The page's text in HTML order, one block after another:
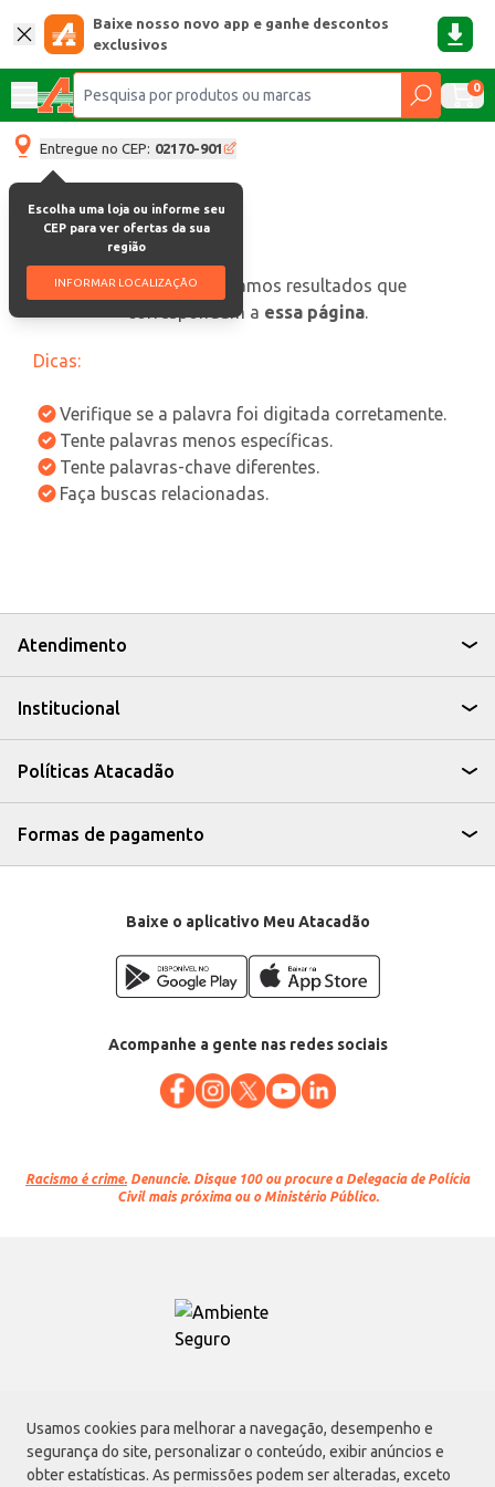
Usamos cookies para melhorar a navegação, desempenho e
segurança do site, personalizar o conteúdo, exibir anúncios e
obter estatísticas. As permissões podem ser alteradas, exceto
Baixe nosso novo app e ganhe descontos
exclusivos
0
Entregue no CEP: 02170-901
Escolha uma loja ou informe seu
CEP para ver ofertas da sua
região
INFORMAR LOCALIZAÇÃO
oops, não encontramos resultados que
correspondam a essa página.
Dicas:
Verifique se a palavra foi digitada corretamente.
Tente palavras menos específicas.
Tente palavras-chave diferentes.
Faça buscas relacionadas.
Atendimento
Institucional
Políticas Atacadão
Formas de pagamento
Baixe o aplicativo Meu Atacadão
Acompanhe a gente nas redes sociais
Racismo é crime. Denuncie. Disque 100 ou procure a Delegacia de Polícia
Civil mais próxima ou o Ministério Público.
Atacadão S.A.
Avenida Morvan Dias de Figueiredo, 6169, Vila Maria, São Paulo - SP | CEP
02170-901 | CNPJ: 75.315.333/0001-09